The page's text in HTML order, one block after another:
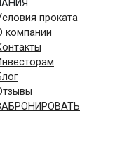
проката
компании